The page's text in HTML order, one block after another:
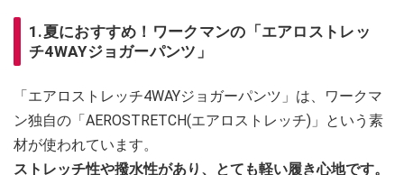
1.夏におすすめ！ワークマンの「エアロストレッ
チ4WAYジョガーパンツ」
「エアロストレッチ4WAYジョガーパンツ」は、ワークマ
ン独自の「AEROSTRETCH(エアロストレッチ)」という素
材が使われています。
ストレッチ性や撥水性があり、とても軽い履き心地です。